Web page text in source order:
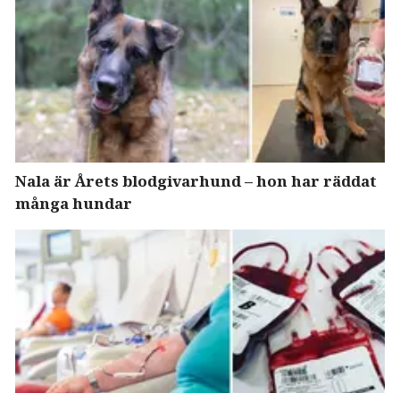
Nala är Årets blodgivarhund – hon har räddat
många hundar